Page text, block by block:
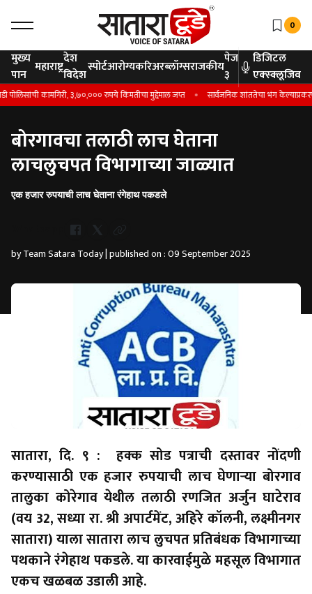
0
मुख्य
पान महाराष्ट्रदेश
विदेशस्पोर्टआरोग्यकरिअरब्लॉग्सराजकीयपेज
३
डिजिटल
एक्स्क्लूजिव
कामगिरी, ३,७०,००० रुपये किंमतीचा मुद्देमाल जप्त सार्वजनिक शांततेचा भंग केल्याप्रकरणी
बोरगावचा तलाठी लाच घेताना
लाचलुचपत विभागाच्या जाळ्यात
एक हजार रुपयाची लाच घेताना रंगेहाथ पकडले
by Team Satara Today | published on : 09 September 2025
सातारा, दि. ९ : हक्क सोड पत्राची दस्तावर नोंदणी
करण्यासाठी एक हजार रुपयाची लाच घेणाऱ्या बोरगाव
तालुका कोरेगाव येथील तलाठी रणजित अर्जुन घाटेराव
(वय 32, सध्या रा. श्री अपार्टमेंट, अहिरे कॉलनी, लक्ष्मीनगर
सातारा) याला सातारा लाच लुचपत प्रतिबंधक विभागाच्या
पथकाने रंगेहाथ पकडले. या कारवाईमुळे महसूल विभागात
एकच खळबळ उडाली आहे.